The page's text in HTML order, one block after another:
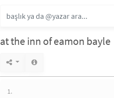
at the inn of eamon bayle
1.